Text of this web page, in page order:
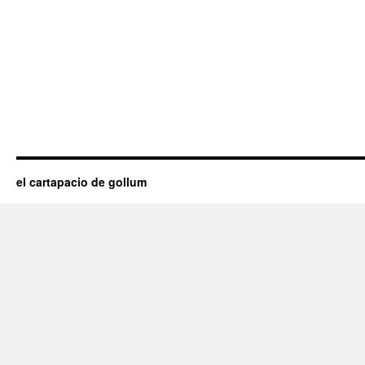
el cartapacio de gollum